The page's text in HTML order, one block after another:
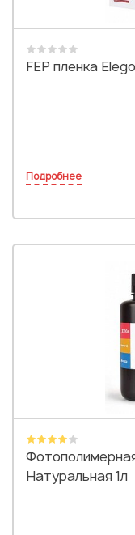
FEP пленка
Подробнее
Натуральная 1л